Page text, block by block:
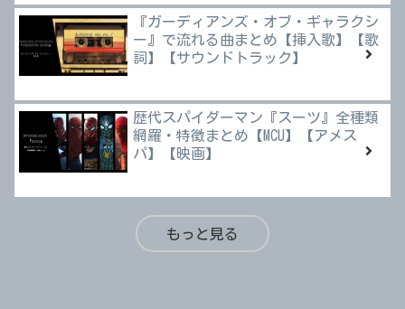
『ガーディアンズ・オブ・ギャラクシ
ー』で流れる曲まとめ【挿入歌】【歌
詞】【サウンドトラック】
歴代スパイダーマン『スーツ』全種類
網羅・特徴まとめ【MCU】【アメス
パ】【映画】
もっと見る